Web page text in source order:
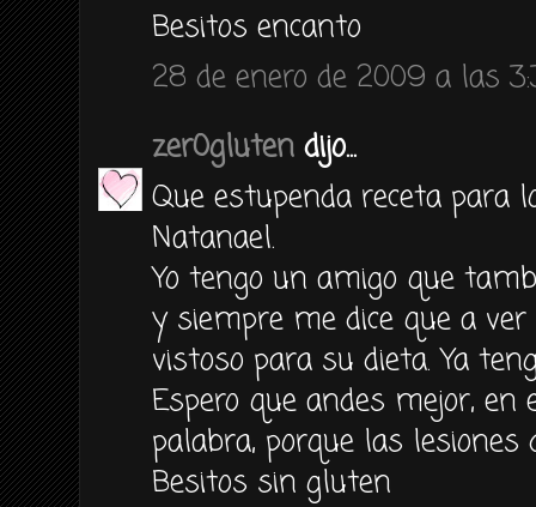
Besitos encanto
28 de enero de 2009 a las
zer0gluten dijo...
Que estupenda receta para
Natanael.
Yo tengo un amigo que
y siempre me dice que a
vistoso para su dieta. Ya
Espero que andes mejor,
palabra, porque las
Besitos sin gluten